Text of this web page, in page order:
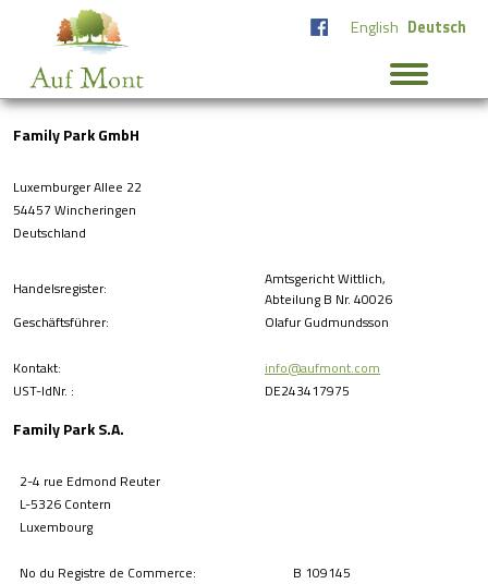
English Deutsch
Family Park GmbH
Luxemburger Allee 22
54457 Wincheringen
Deutschland
Handelsregister:
Amtsgericht Wittlich,
Abteilung B Nr. 40026
Geschäftsführer:
Olafur Gudmundsson
Kontakt:
info@aufmont.com
UST-IdNr. :
DE243417975
Family Park S.A.
2-4 rue Edmond Reuter
L-5326 Contern
Luxembourg
No du Registre de Commerce:
B 109145